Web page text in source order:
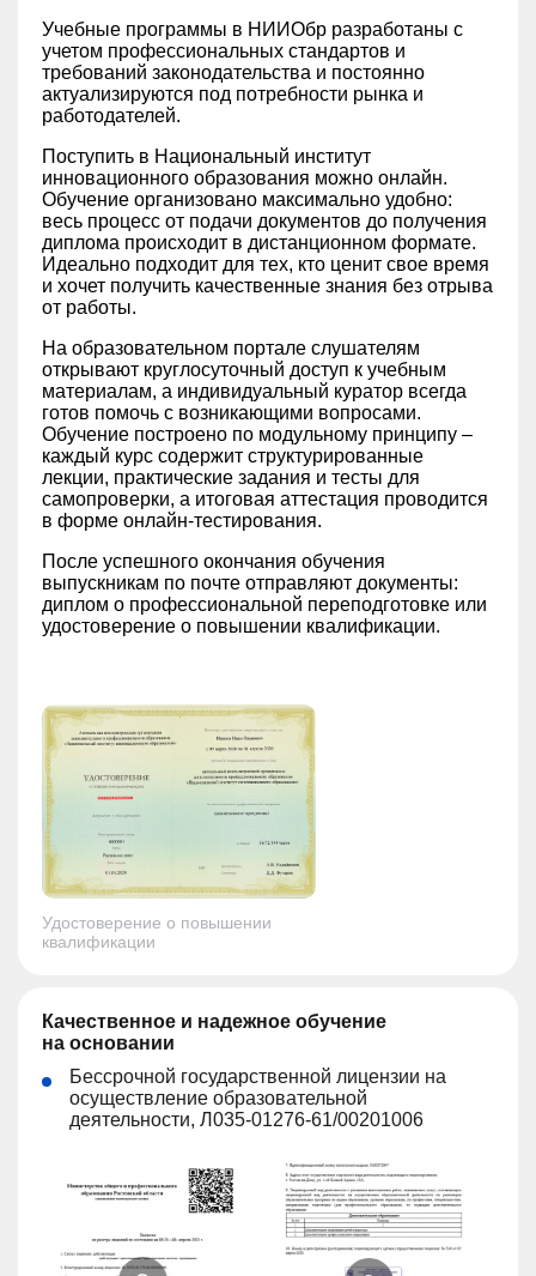
Учебные программы в НИИОбр разработаны с
учетом профессиональных стандартов и
требований законодательства и постоянно
актуализируются под потребности рынка и
работодателей.
Поступить в Национальный институт
инновационного образования можно онлайн.
Обучение организовано максимально удобно:
весь процесс от подачи документов до получения
диплома происходит в дистанционном формате.
Идеально подходит для тех, кто ценит свое время
и хочет получить качественные знания без отрыва
от работы.
На образовательном портале слушателям
открывают круглосуточный доступ к учебным
материалам, а индивидуальный куратор всегда
готов помочь с возникающими вопросами.
Обучение построено по модульному принципу –
каждый курс содержит структурированные
лекции, практические задания и тесты для
самопроверки, а итоговая аттестация проводится
в форме онлайн-тестирования.
После успешного окончания обучения
выпускникам по почте отправляют документы:
диплом о профессиональной переподготовке или
удостоверение о повышении квалификации.
Удостоверение о повышении
квалификации
Качественное и надежное обучение
на основании
Бессрочной государственной лицензии на
осуществление образовательной
деятельности, Л035-01276-61/00201006